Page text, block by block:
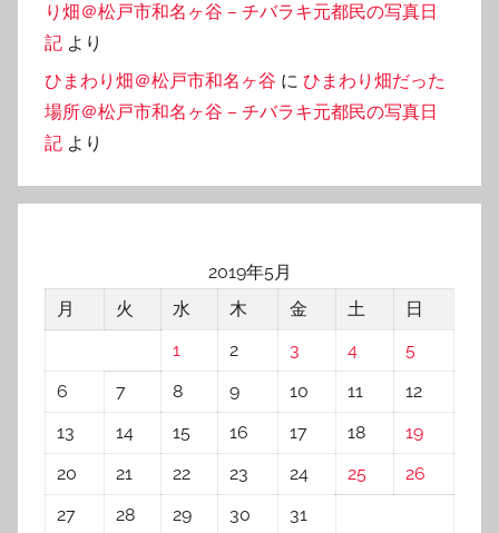
り畑＠松戸市和名ヶ谷 – チバラキ元都民の写真日
記 より
ひまわり畑＠松戸市和名ヶ谷 に ひまわり畑だった
場所＠松戸市和名ヶ谷 – チバラキ元都民の写真日
記 より
2019年5月
月
火 水 木 金 土
日
1
2 3 4
5
6
7 8 9 10 11
12
13
14 15 16 17 18
19
20
21 22 23 24 25
26
27
28 29 30 31